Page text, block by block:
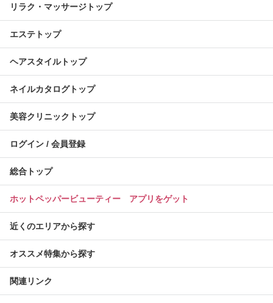
リラク・マッサージトップ
エステトップ
ヘアスタイルトップ
ネイルカタログトップ
美容クリニックトップ
ログイン / 会員登録
総合トップ
ホットペッパービューティー アプリをゲット
近くのエリアから探す
オススメ特集から探す
関連リンク